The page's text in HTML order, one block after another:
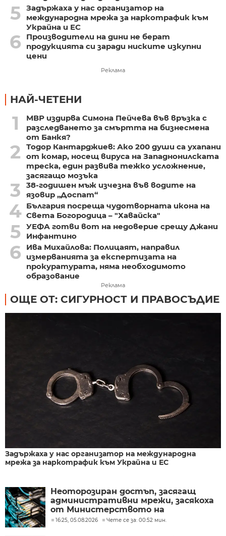
5 Задържаха у нас организатор на
международна мрежа за наркотрафик към
Украйна и ЕС
6
Производители на дини не берат
продукцията си заради ниските изкупни
цени
Реклама
НАЙ-ЧЕТЕНИ
1
МВР издирва Симона Пейчева във връзка с
разследването за смъртта на бизнесмена
от Банкя?
2
Тодор Кантарджиев: Ако 200 души са ухапани
от комар, носещ вируса на Западнонилската
треска, един развива тежко усложнение,
засягащо мозъка
3
38-годишен мъж изчезна във водите на
язовир „Доспат“
4 България посреща чудотворната икона на
Света Богородица – "Хавайска"
5 УЕФА готви вот на недоверие срещу Джани
Инфантино
6
Ива Михайлова: Полицаят, направил
измерванията за експертизата на
прокуратурата, няма необходимото
образование
Реклама
ОЩЕ ОТ: СИГУРНОСТ И ПРАВОСЪДИЕ
Задържаха у нас организатор на международна
мрежа за наркотрафик към Украйна и ЕС
Неоторозиран достъп, засягащ
административни мрежи, засякоха
от Министерството на
иновациите
16:25, 05.08.2026 Чете се за: 00:52 мин.